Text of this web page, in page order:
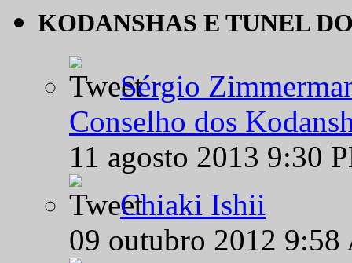
KODANSHAS E TUNEL
Sérgio
Conselho dos
11 agosto 2013 9:30
Chiaki Ishii
09 outubro 2012